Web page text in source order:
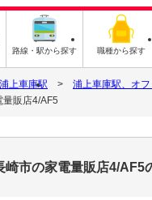
路線・駅から探す 職種から探す
浦上車庫駅 浦上車庫駅、オ
販店4/AF5
市の家電量販店4/AF5